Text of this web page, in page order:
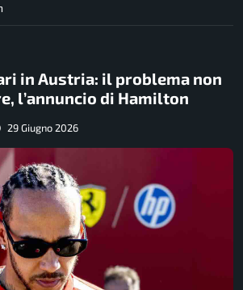
in Austria: il problema non
l’annuncio di Hamilton
29 Giugno 2026